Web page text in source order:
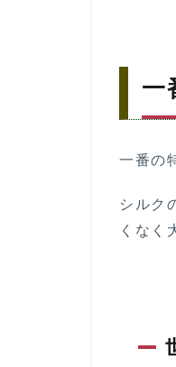
こ
わ
の
ィ
ー
さ
一
一番の
シルク
くなく